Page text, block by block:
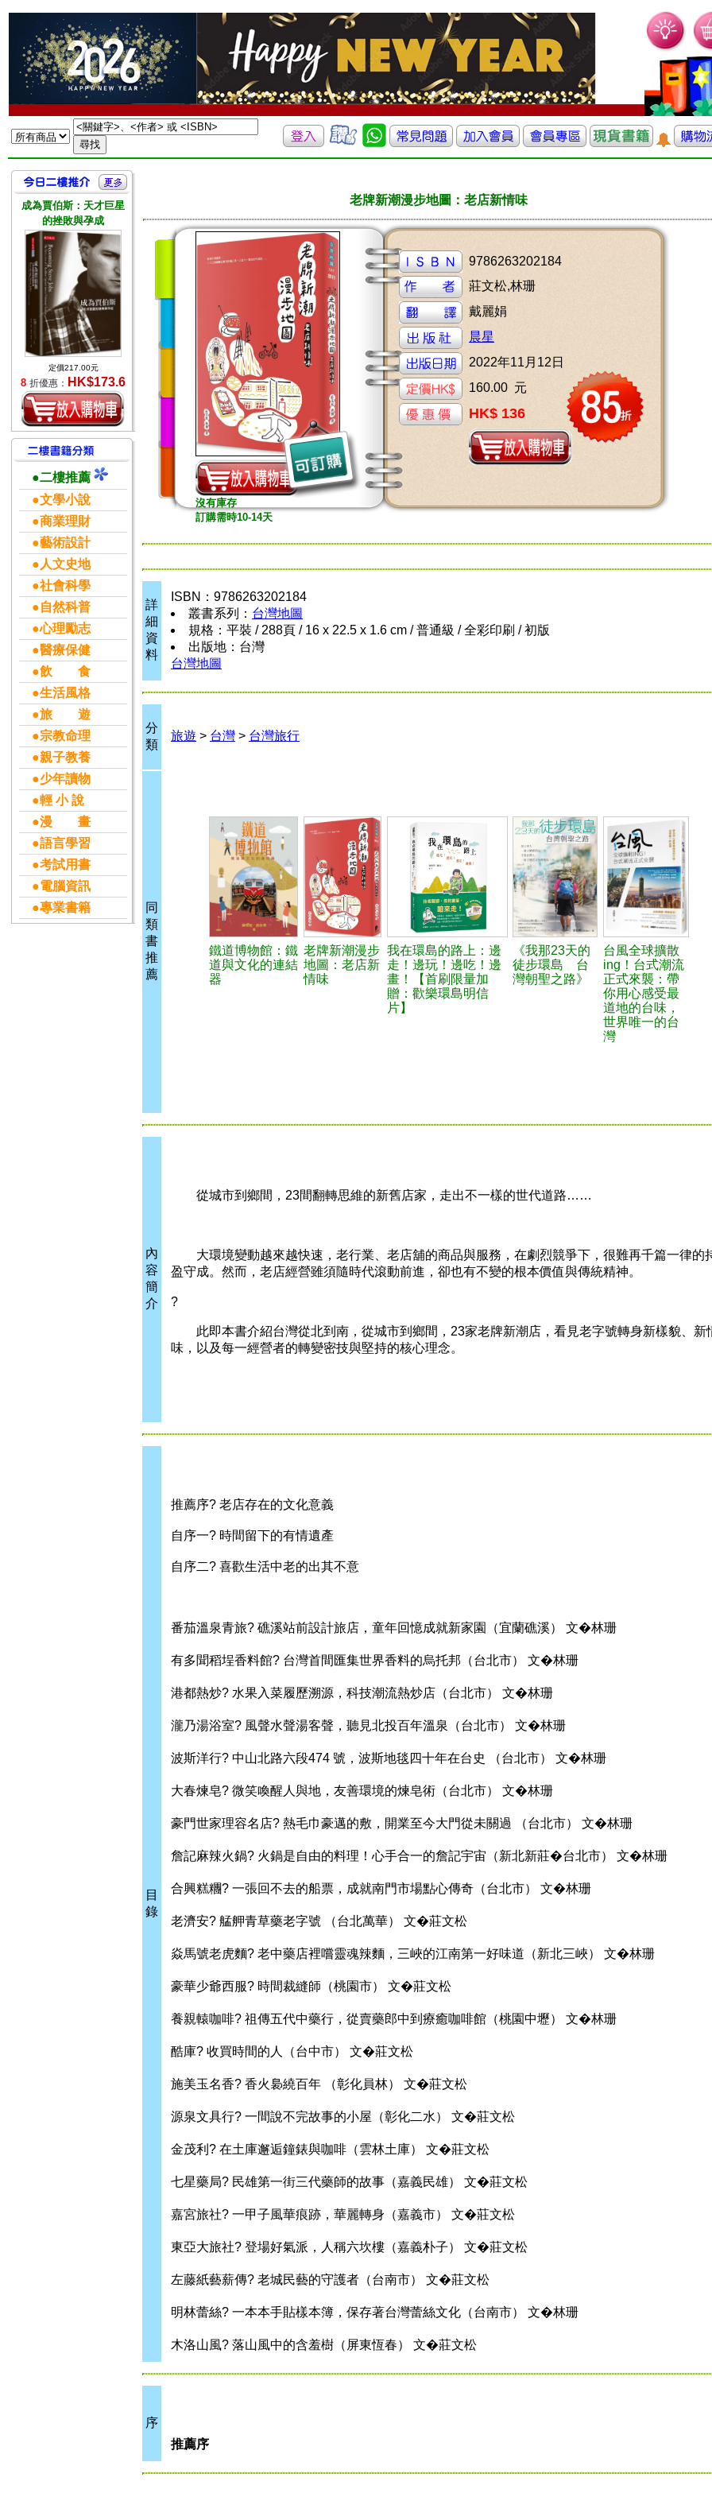
成為賈伯斯：天才巨星
的挫敗與孕成
定價217.00元
8 折優惠： HK$173.6
●二樓推薦
●文學小說
●商業理財
●藝術設計
●人文史地
●社會科學
●自然科普
●心理勵志
●醫療保健
●飲 食
●生活風格
●旅 遊
●宗教命理
●親子教養
●少年讀物
●輕 小 說
●漫 畫
●語言學習
●考試用書
●電腦資訊
●專業書籍
老牌新潮漫步地圖：老店新情味
沒有庫存
訂購需時10-14天
9786263202184
莊文松,林珊
戴麗娟
晨星
2022年11月12日
160.00 元
HK$ 136
詳
細
資
料
ISBN：9786263202184
叢書系列： 台灣地圖
規格：平裝 / 288頁 / 16 x 22.5 x 1.6 cm / 普通級 / 全彩印刷 / 初版
出版地：台灣
台灣地圖
分
類
旅遊 > 台灣 > 台灣旅行
同
類
書
推
薦
鐵道博物館：鐵
道與文化的連結
器
老牌新潮漫步
地圖：老店新
情味
我在環島的路上：邊
走！邊玩！邊吃！邊
畫！【首刷限量加
贈：歡樂環島明信
片】
《我那23天的
徒步環島 台
灣朝聖之路》
台風全球擴散
ing！台式潮流
正式來襲：帶
你用心感受最
道地的台味，
世界唯一的台
灣
內
容
簡
介
從城市到鄉間，23間翻轉思維的新舊店家，走出不一樣的世代道路……
大環境變動越來越快速，老行業、老店舖的商品與服務，在劇烈競爭下，很難再千篇一律的
盈守成。然而，老店經營雖須隨時代滾動前進，卻也有不變的根本價值與傳統精神。
?
此即本書介紹台灣從北到南，從城市到鄉間，23家老牌新潮店，看見老字號轉身新樣貌、新
味，以及每一經營者的轉變密技與堅持的核心理念。
目
錄
推薦序? 老店存在的文化意義
自序一? 時間留下的有情遺產
自序二? 喜歡生活中老的出其不意
番茄溫泉青旅? 礁溪站前設計旅店，童年回憶成就新家園（宜蘭礁溪） 文�林珊
有多聞稻埕香料館? 台灣首間匯集世界香料的烏托邦（台北市） 文�林珊
港都熱炒? 水果入菜履歷溯源，科技潮流熱炒店（台北市） 文�林珊
瀧乃湯浴室? 風聲水聲湯客聲，聽見北投百年溫泉（台北市） 文�林珊
波斯洋行? 中山北路六段474 號，波斯地毯四十年在台史 （台北市） 文�林珊
大春煉皂? 微笑喚醒人與地，友善環境的煉皂術（台北市） 文�林珊
豪門世家理容名店? 熱毛巾豪邁的敷，開業至今大門從未關過 （台北市） 文�林珊
詹記麻辣火鍋? 火鍋是自由的料理！心手合一的詹記宇宙（新北新莊�台北市） 文�林珊
合興糕糰? 一張回不去的船票，成就南門市場點心傳奇（台北市） 文�林珊
老濟安? 艋舺青草藥老字號 （台北萬華） 文�莊文松
焱馬號老虎麵? 老中藥店裡嚐靈魂辣麵，三峽的江南第一好味道（新北三峽） 文�林珊
豪華少爺西服? 時間裁縫師（桃園市） 文�莊文松
養親轅咖啡? 祖傳五代中藥行，從賣藥郎中到療癒咖啡館（桃園中壢） 文�林珊
酷庫? 收買時間的人（台中市） 文�莊文松
施美玉名香? 香火裊繞百年 （彰化員林） 文�莊文松
源泉文具行? 一間說不完故事的小屋（彰化二水） 文�莊文松
金茂利? 在土庫邂逅鐘錶與咖啡（雲林土庫） 文�莊文松
七星藥局? 民雄第一街三代藥師的故事（嘉義民雄） 文�莊文松
嘉宮旅社? 一甲子風華痕跡，華麗轉身（嘉義市） 文�莊文松
東亞大旅社? 登場好氣派，人稱六坎樓（嘉義朴子） 文�莊文松
左藤紙藝薪傳? 老城民藝的守護者（台南市） 文�莊文松
明林蕾絲? 一本本手貼樣本簿，保存著台灣蕾絲文化（台南市） 文�林珊
木洛山風? 落山風中的含羞樹（屏東恆春） 文�莊文松
序
推薦序